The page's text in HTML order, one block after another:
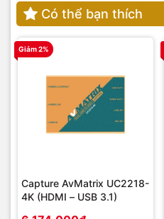
Có thể bạn thích
Giảm 2%
Capture AvMatrix UC2218-
4K (HDMI – USB 3.1)